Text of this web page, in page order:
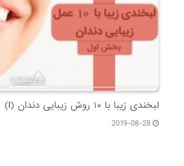
لبخندی زیبا با ۱۰ روش زیبایی دندان (I)
2019-08-28